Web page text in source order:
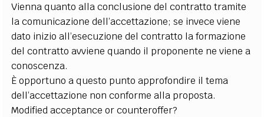
Vienna quanto alla conclusione del contratto tramite
la comunicazione dell’accettazione; se invece viene
dato inizio all’esecuzione del contratto la formazione
del contratto avviene quando il proponente ne viene a
conoscenza.
È opportuno a questo punto approfondire il tema
dell’accettazione non conforme alla proposta.
Modified acceptance or counteroffer?